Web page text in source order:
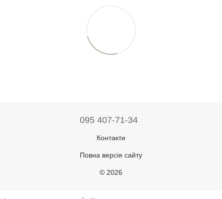
095 407-71-34
Контакти
Повна версія сайту
© 2026